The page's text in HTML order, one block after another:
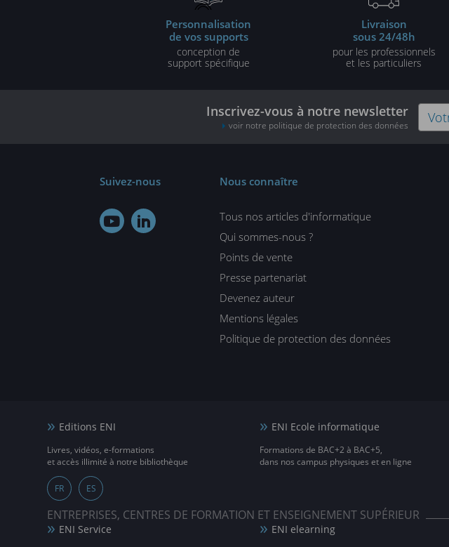
Personnalisation
de vos supports
conception de
support spécifique
Livraison
sous 24/48h
pour les professionnels
et les particuliers
Inscrivez-vous à notre newsletter
voir notre politique de protection des données
Suivez-nous
 
Nous connaître
Tous nos articles d'informatique
Qui sommes-nous ?
Points de vente
Presse partenariat
Devenez auteur
Mentions légales
Politique de protection des données
Editions ENI
Livres, vidéos, e-formations
et accès illimité à notre bibliothèque
FR ES
ENI Ecole informatique
Formations de BAC+2 à BAC+5,
dans nos campus physiques et en ligne
ENTREPRISES, CENTRES DE FORMATION ET ENSEIGNEMENT SUPÉRIEUR
ENI Service ENI elearning